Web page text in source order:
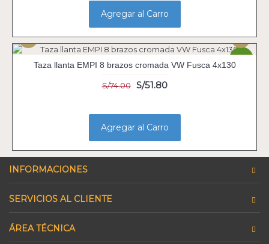
Agregar al Carro
Taza llanta EMPI 8 brazos cromada VW Fusca 4x130
S/74.00 S/51.80
Agregar al Carro
INFORMACIONES
SERVICIOS AL CLIENTE
ÁREA TÉCNICA